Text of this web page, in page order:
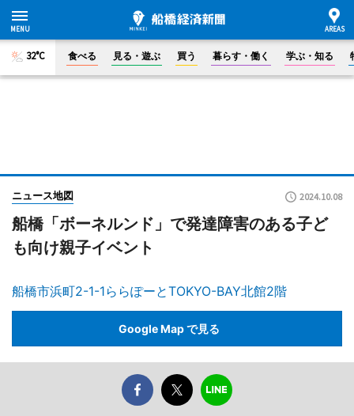
32°C 食べる 見る・遊ぶ 買う 暮らす・働く 学ぶ・知る
ニュース地図 2024.10.08
船橋「ボーネルンド」で発達障害のある子ど
も向け親子イベント
船橋市浜町2-1-1ららぽーとTOKYO-BAY北館2階
Google Map で見る